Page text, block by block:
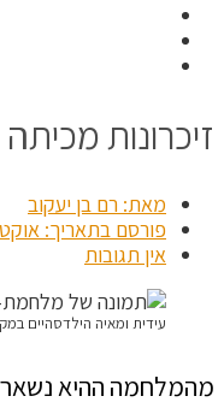
זיכרונות מכיתה ד'
מאת: רם בן יעקוב
פורסם בתאריך: אוקטובר
אין תגובות
עידית ומאיה הילדסהיים
מהמלחמה ההיא נשארו